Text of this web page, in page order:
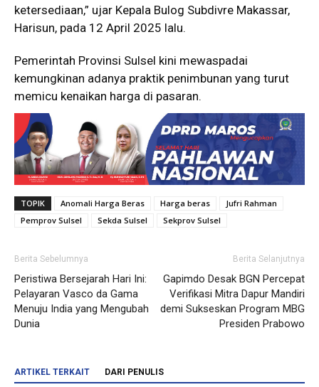
ketersediaan,” ujar Kepala Bulog Subdivre Makassar,
Harisun, pada 12 April 2025 lalu.
Pemerintah Provinsi Sulsel kini mewaspadai
kemungkinan adanya praktik penimbunan yang turut
memicu kenaikan harga di pasaran.
TOPIK Anomali Harga Beras Harga beras
Jufri Rahman
Pemprov Sulsel
Sekda Sulsel Sekprov Sulsel
Berita Sebelumnya
Peristiwa Bersejarah Hari Ini:
Pelayaran Vasco da Gama
Menuju India yang Mengubah
Dunia
Berita Selanjutnya
Gapimdo Desak BGN Percepat
Verifikasi Mitra Dapur Mandiri
demi Sukseskan Program MBG
Presiden Prabowo
ARTIKEL TERKAIT DARI PENULIS